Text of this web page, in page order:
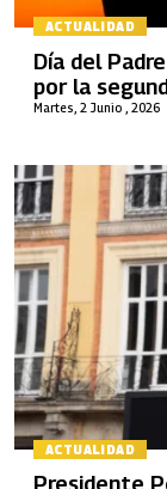
ACTUALIDAD
Martes, 2 Junio , 2026
Día del
por la
ACTUALIDAD
Presidente